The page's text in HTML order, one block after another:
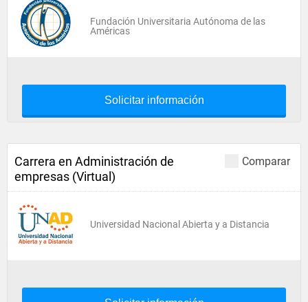
Fundación Universitaria Autónoma de las
Américas
Solicitar información
Comparar
Carrera en Administración de
empresas (Virtual)
Universidad Nacional Abierta y a Distancia